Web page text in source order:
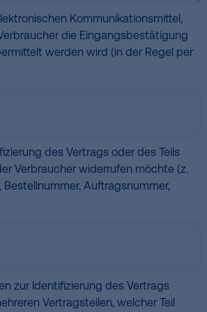
Kommunikationsmittel,
die Eingangsbestätigung
werden wird (in der Regel per
des Vertrags oder des Teils
Verbraucher widerrufen möchte (z.
Bestellnummer, Auftragsnummer,
zur Identifizierung des Vertrags
Vertragsteilen, welcher Teil